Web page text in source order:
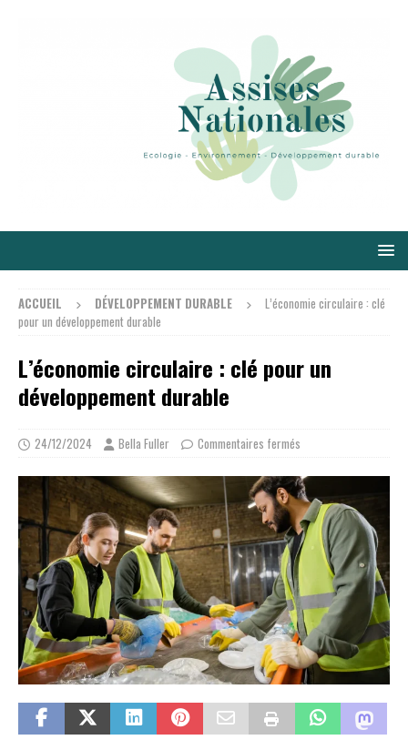
ACCUEIL DÉVELOPPEMENT DURABLE
L’économie circulaire : clé
pour un développement durable
L’économie circulaire : clé pour un
développement durable
24/12/2024 Bella Fuller Commentaires fermés